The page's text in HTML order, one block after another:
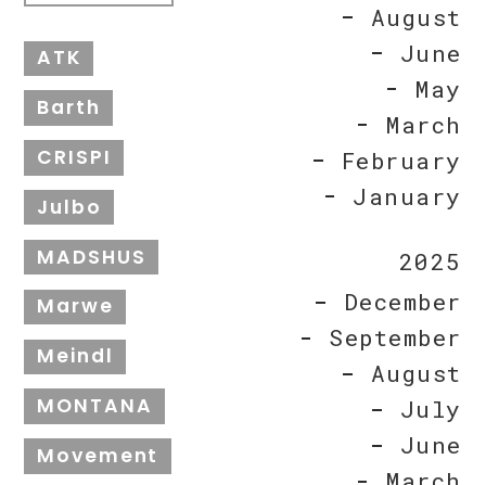
ATK
Barth
CRISPI
Julbo
MADSHUS
Marwe
Meindl
MONTANA
Movement
August
June
May
March
February
January
2025
December
September
August
July
June